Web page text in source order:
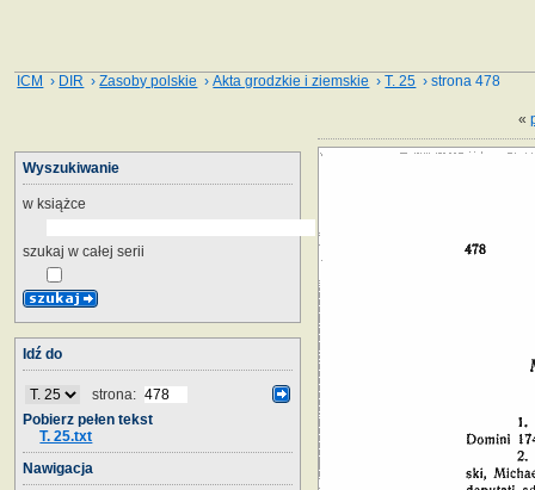
ICM › DIR ›Zasoby polskie ›Akta grodzkie i ziemskie ›T. 25 › strona 478
«
Wyszukiwanie
w książce
szukaj w całej serii
Idź do
strona:
Pobierz pełen tekst
T. 25.txt
Nawigacja